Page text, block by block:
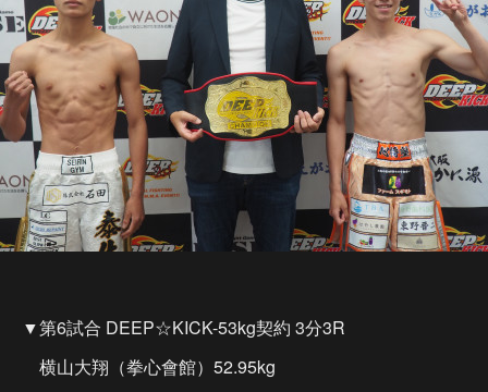
▼第6試合 DEEP☆KICK-53kg契約 3分3R
横山大翔（拳心會館）52.95kg